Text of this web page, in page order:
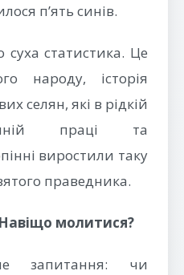
п’ять синів.
суха статистика. Це
народу, історія
селян, які в рідкій
праці та
виростили таку
праведника.
молитися?
запитання: чи